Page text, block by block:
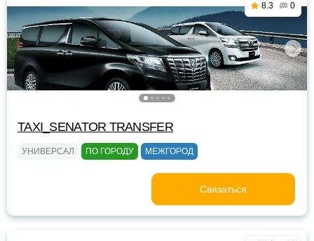
8.3 0
TAXI_SENATOR TRANSFER
УНИВЕРСАЛ ПО ГОРОДУ МЕЖГОРОД
Связаться